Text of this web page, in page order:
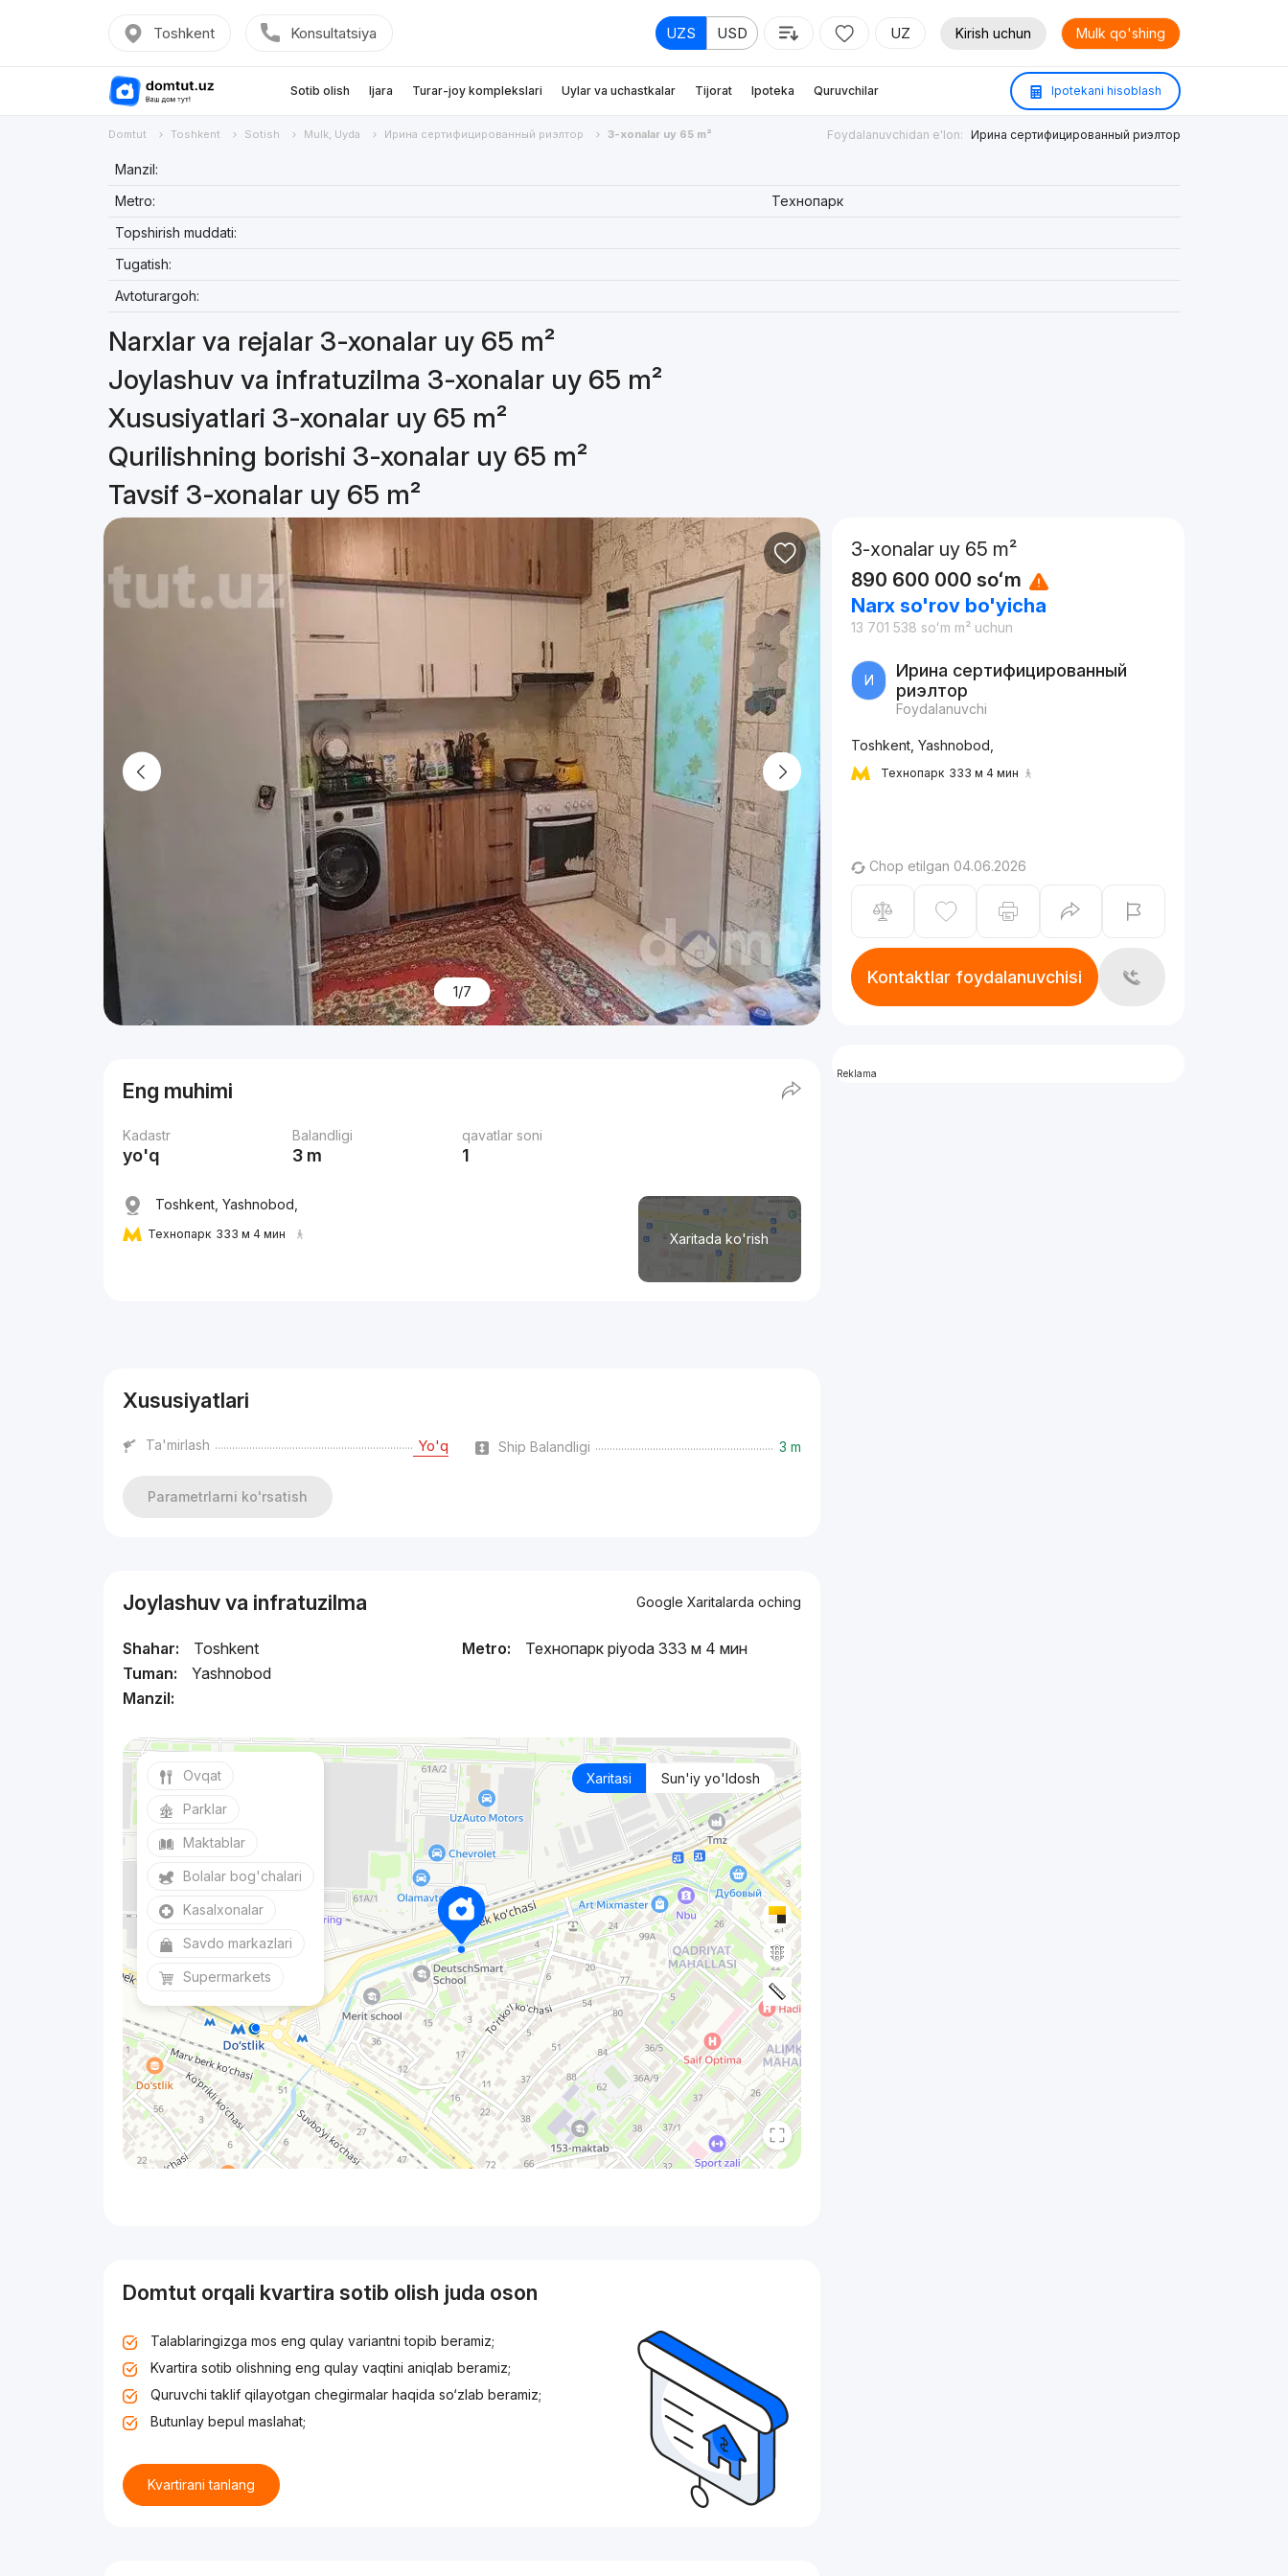
Toshkent Konsultatsiya UZS USD UZ Kirish uchun Mulk qo'shing
Sotib olish Ijara Turar-joy komplekslari Uylar va uchastkalar Tijorat Ipoteka Quruvchilar Ipotekani hisoblash
Domtut Toshkent Sotish Mulk, Uyda Ирина сертифицированный риэлтор 3-xonalar uy 65 m² Foydalanuvchidan e'lon: Ирина сертифицированный риэлтор
Manzil:
Metro:
Технопарк
Topshirish muddati:
Tugatish:
Avtoturargoh:
Narxlar va rejalar 3-xonalar uy 65 m²
Joylashuv va infratuzilma 3-xonalar uy 65 m²
Xususiyatlari 3-xonalar uy 65 m²
Qurilishning borishi 3-xonalar uy 65 m²
Tavsif 3-xonalar uy 65 m²
1/7
Eng muhimi
Kadastr
yo'q
Balandligi
3 m
qavatlar soni
1
Xaritada ko'rish
Toshkent, Yashnobod,
Технопарк 333 м 4 мин
Xususiyatlari
Ta'mirlash Yo'q Ship Balandligi 3 m
Parametrlarni ko'rsatish
Joylashuv va infratuzilma Google Xaritalarda oching
Shahar:
Toshkent
Tuman:
Yashnobod
Manzil:
Metro: Технопарк piyoda 333 м 4 мин
Xaritasi Sun'iy yo'ldosh
Ovqat
Parklar
Maktablar
Bolalar bog'chalari
Kasalxonalar
Savdo markazlari
Supermarkets
Domtut orqali kvartira sotib olish juda oson
Talablaringizga mos eng qulay variantni topib beramiz;
Kvartira sotib olishning eng qulay vaqtini aniqlab beramiz;
Quruvchi taklif qilayotgan chegirmalar haqida so‘zlab beramiz;
Butunlay bepul maslahat;
Kvartirani tanlang
3-xonalar uy 65 m²
890 600 000 soʻm
Narx so'rov bo'yicha
13 701 538 soʻm m² uchun
И
Ирина сертифицированный
риэлтор
Foydalanuvchi
Toshkent, Yashnobod,
Технопарк 333 м 4 мин
Chop etilgan 04.06.2026
Kontaktlar foydalanuvchisi
Reklama